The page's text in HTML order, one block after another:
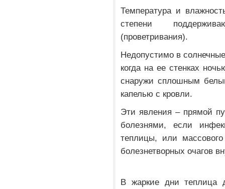
Температура и
степени
(проветривания).
Недопустимо в
когда на ее стенках
снаружи сплошным
капелью с кровли.
Эти явления – прямой
болезнями, если
теплицы, или
болезнетворных очагов
В жаркие дни теплица